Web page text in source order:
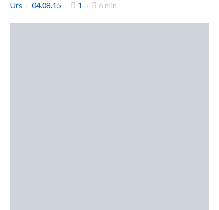
Urs
04.08.15 1 6 min